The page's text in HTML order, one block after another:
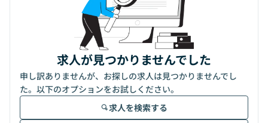
求人が見つかりませんでした
申し訳ありませんが、お探しの求人は見つかりませんでし
た。以下のオプションをお試しください。
求人を検索する